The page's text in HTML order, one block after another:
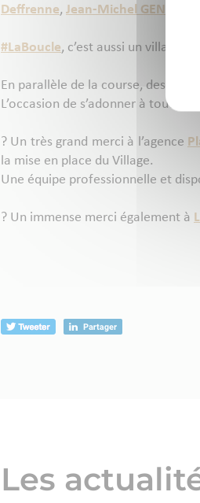
Deffrenne, Jean-Michel GENDROT
#LaBoucle, c’est aussi un village
En parallèle de la course, des
L’occasion de s’adonner à tout
? Un très grand merci à l’agence
la mise en place du Village.
Une équipe professionnelle et
? Un immense merci également à
Les